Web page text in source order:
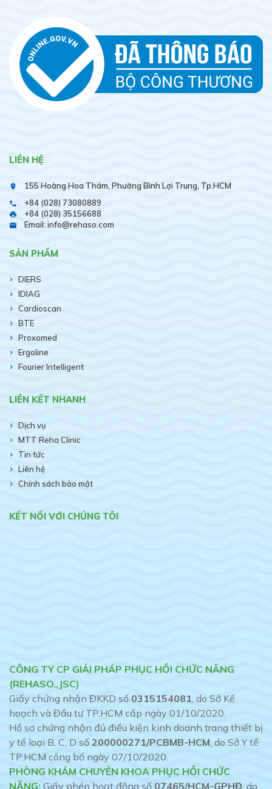
LIÊN HỆ
place 155 Hoàng Hoa Thám, Phường Bình Lợi Trung, Tp.HCM
phone +84 (028) 73080889
print +84 (028) 35156688
email Email: info@rehaso.com
SẢN PHẨM
DIERS
IDIAG
Cardioscan
BTE
Proxomed
Ergoline
Fourier Intelligent
LIÊN KẾT NHANH
Dịch vụ
MTT Reha Clinic
Tin tức
Liên hệ
Chính sách bảo mật
KẾT NỐI VỚI CHÚNG TÔI
CÔNG TY CP GIẢI PHÁP PHỤC HỒI CHỨC NĂNG
(REHASO.,JSC)
Giấy chứng nhận ĐKKD số 0315154081, do Sở Kế
hoạch và Đầu tư TP.HCM cấp ngày 01/10/2020.
Hồ sơ chứng nhận đủ điều kiện kinh doanh trang thiết bị
y tế loại B, C, D số 200000271/PCBMB-HCM, do Sở Y tế
TP.HCM công bố ngày 07/10/2020.
PHÒNG KHÁM CHUYÊN KHOA PHỤC HỒI CHỨC
NĂNG: Giấy phép hoạt động số 07465/HCM-GPHĐ , do